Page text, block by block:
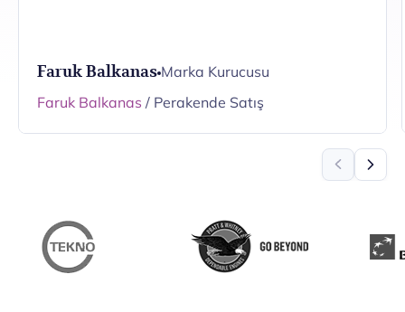
Faruk Balkanas Marka Kurucusu
Faruk Balkanas / Perakende Satış